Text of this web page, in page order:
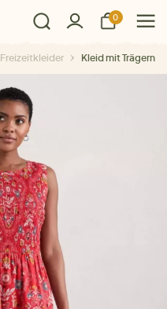
0
Freizeitkleider Kleid mit Trägern